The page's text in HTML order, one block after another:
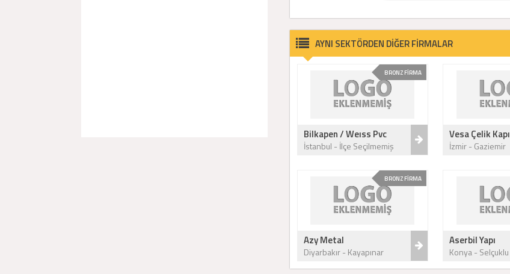
AYNI SEKTÖRDEN DİĞER FİRMALAR
BRONZ FİRMA
Bilkapen / Weıss Pvc
İstanbul - İlçe Seçilmemiş
Vesa Çelik Kapı
İzmir - Gaziemir
BRONZ FİRMA
Azy Metal
Diyarbakır - Kayapınar
Aserbil Yapı
Konya - Selçuklu